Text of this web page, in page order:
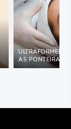
ULTRAFORMER:
AS PONTEIRAS